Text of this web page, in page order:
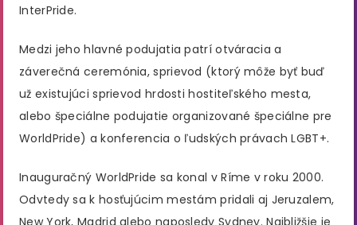
InterPride.
Medzi jeho hlavné podujatia patrí otváracia a
záverečná ceremónia, sprievod (ktorý môže byť buď
už existujúci sprievod hrdosti hostiteľského mesta,
alebo špeciálne podujatie organizované špeciálne pre
WorldPride) a konferencia o ľudských právach LGBT+.
Inauguračný WorldPride sa konal v Ríme v roku 2000.
Odvtedy sa k hosťujúcim mestám pridali aj Jeruzalem,
New York, Madrid alebo naposledy Sydney. Najbližšie je